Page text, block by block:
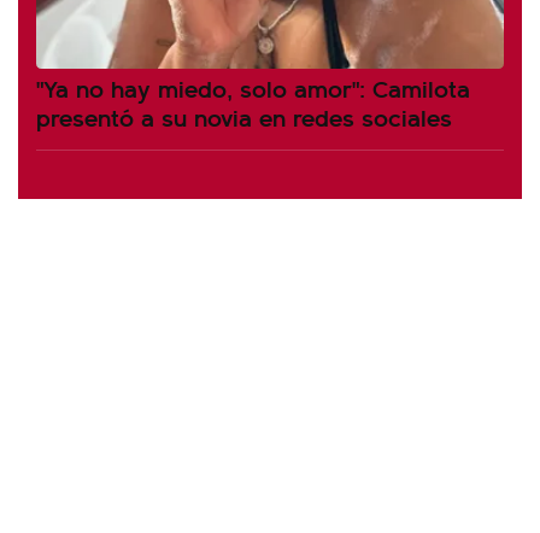
"Ya no hay miedo, solo amor": Camilota
presentó a su novia en redes sociales